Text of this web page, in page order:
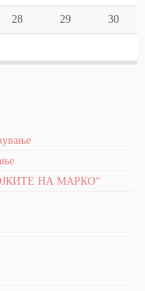
28 29 30
НА МАРКО“